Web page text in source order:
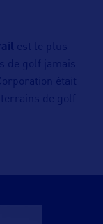
est le plus
de golf jamais
était
de golf